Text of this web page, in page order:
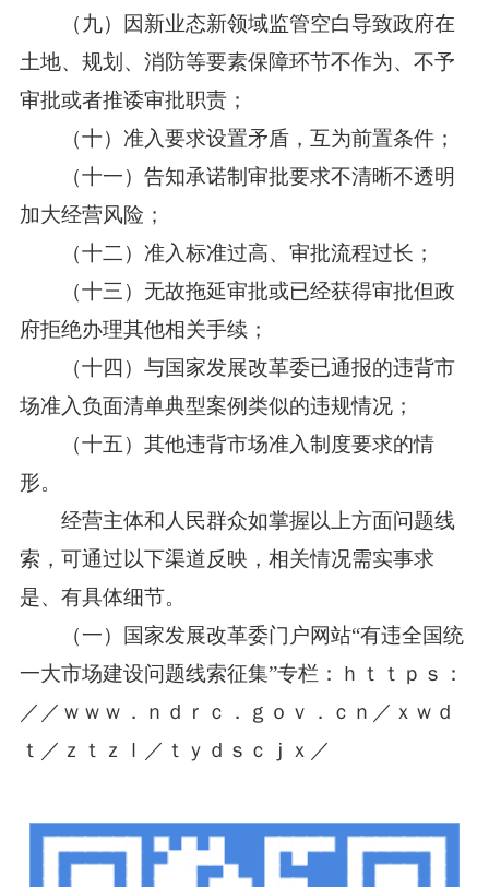
（九）因新业态新领域监管空白导致政府在
土地、规划、消防等要素保障环节不作为、不予
审批或者推诿审批职责；
（十）准入要求设置矛盾，互为前置条件；
（十一）告知承诺制审批要求不清晰不透明
加大经营风险；
（十二）准入标准过高、审批流程过长；
（十三）无故拖延审批或已经获得审批但政
府拒绝办理其他相关手续；
（十四）与国家发展改革委已通报的违背市
场准入负面清单典型案例类似的违规情况；
（十五）其他违背市场准入制度要求的情
形。
经营主体和人民群众如掌握以上方面问题线
索，可通过以下渠道反映，相关情况需实事求
是、有具体细节。
（一）国家发展改革委门户网站“有违全国统
一大市场建设问题线索征集”专栏：
ｈｔｔｐｓ：
／／ｗｗｗ．ｎｄｒｃ．ｇｏｖ．ｃｎ／ｘｗｄ
ｔ／ｚｔｚｌ／ｔｙｄｓｃｊｘ／